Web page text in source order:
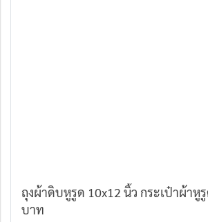
ถุงผ้าดิบหูรูด 10x12 นิ้ว กระเป๋าผ้าหู
บาท